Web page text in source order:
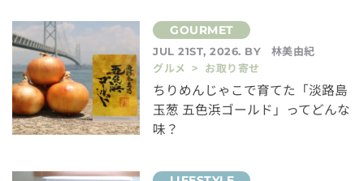
JUL 21ST, 2026. BY
林美由紀
グルメ > お取り寄せ
ちりめんじゃこで育てた「淡路島
玉葱 五色浜ゴールド」ってどんな
味？